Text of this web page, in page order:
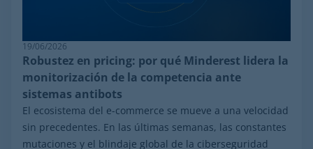
19/06/2026
Robustez en pricing: por qué Minderest lidera la
monitorización de la competencia ante
sistemas antibots
El ecosistema del e-commerce se mueve a una velocidad
sin precedentes. En las últimas semanas, las constantes
mutaciones y el blindaje global de la ciberseguridad